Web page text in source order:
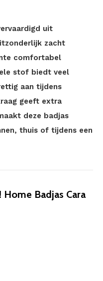
uit
zacht
comfortabel
stof biedt veel
aan tijdens
geeft extra
deze badjas
thuis of tijdens een
Badjas Cara